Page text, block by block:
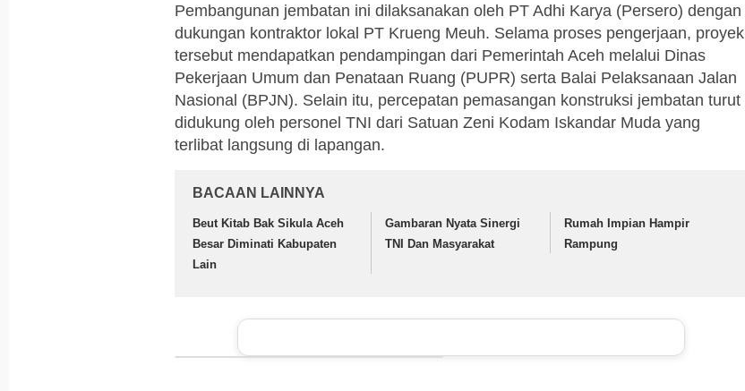
Pembangunan jembatan ini dilaksanakan oleh PT Adhi Karya (Persero) dengan
dukungan kontraktor lokal PT Krueng Meuh. Selama proses pengerjaan, proyek
tersebut mendapatkan pendampingan dari Pemerintah Aceh melalui Dinas
Pekerjaan Umum dan Penataan Ruang (PUPR) serta Balai Pelaksanaan Jalan
Nasional (BPJN). Selain itu, percepatan pemasangan konstruksi jembatan turut
didukung oleh personel TNI dari Satuan Zeni Kodam Iskandar Muda yang
terlibat langsung di lapangan.
BACAAN LAINNYA
Beut Kitab Bak Sikula Aceh
Besar Diminati Kabupaten
Lain
Gambaran Nyata Sinergi
TNI Dan Masyarakat
Rumah Impian Hampir
Rampung